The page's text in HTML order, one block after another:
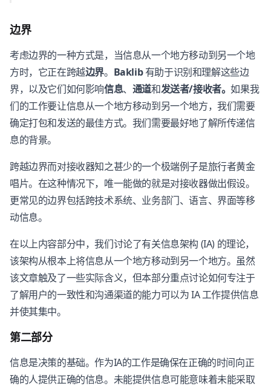
边界
考虑边界的一种方式是，当信息从一个地方移动到另一个地
方时，它正在跨越边界。 Baklib有助于识别和理解这些边
界，以及它们如何影响信息、 通道和发送者/接收者。如果我
们的工作要让信息从一个地方移动到另一个地方，我们需要
确定打包和发送的最佳方式。我们需要最好地了解所传递信
息的背景。
跨越边界而对接收器知之甚少的一个极端例子是旅行者黄金
唱片。在这种情况下，唯一能做的就是对接收器做出假设。
更常见的边界包括跨技术系统、业务部门、语言、界面等移
动信息。
在以上内容部分中，我们讨论了有关信息架构 (IA) 的理论，
该架构从根本上将信息从一个地方移动到另一个地方。虽然
该文章触及了一些实际含义，但本部分重点讨论如何专注于
了解用户的一致性和沟通渠道的能力可以为 IA 工作提供信息
并使其集中。
第二部分
信息是决策的基础。作为IA的工作是确保在正确的时间向正
确的人提供正确的信息。未能提供信息可能意味着未能采取